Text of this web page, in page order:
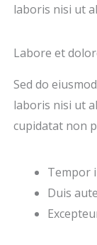
laboris nisi ut
Labore et
Sed do
laboris nisi ut
cupidatat non
Tempor
Duis